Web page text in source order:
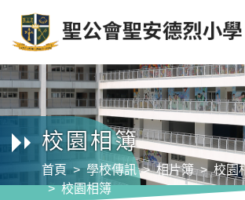
校園相簿
首頁 學校傳訊 相片簿
校園
校園相簿